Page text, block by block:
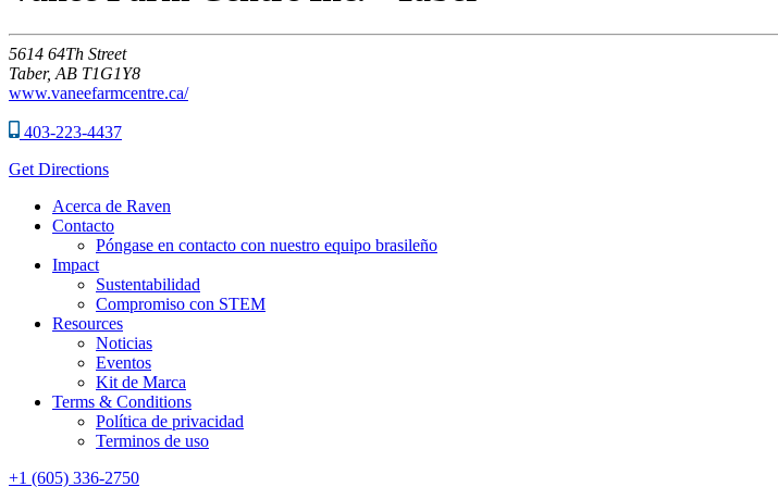
5614 64Th Street
Taber, AB T1G1Y8
www.vaneefarmcentre.ca/
403-223-4437
Get Directions
Acerca de Raven
Contacto
Póngase en contacto con nuestro equipo brasileño
Impact
Sustentabilidad
Compromiso con STEM
Resources
Noticias
Eventos
Kit de Marca
Terms & Conditions
Política de privacidad
Terminos de uso
+1 (605) 336-2750